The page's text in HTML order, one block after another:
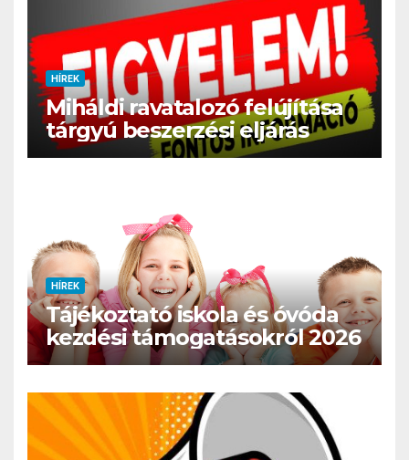
HÍREK
Miháldi ravatalozó felújítása
tárgyú beszerzési eljárás
HÍREK
Tájékoztató iskola és óvóda
kezdési támogatásokról 2026